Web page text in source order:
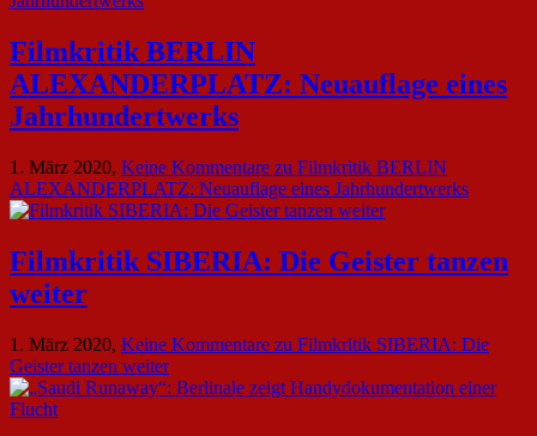
Filmkritik BERLIN
ALEXANDERPLATZ: Neuauflage eines
Jahrhundertwerks
1. März 2020, Keine Kommentare zu Filmkritik BERLIN
ALEXANDERPLATZ: Neuauflage eines Jahrhundertwerks
Filmkritik SIBERIA: Die Geister tanzen
weiter
1. März 2020, Keine Kommentare zu Filmkritik SIBERIA: Die
Geister tanzen weiter